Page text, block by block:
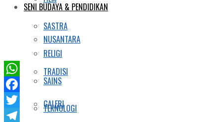
SASTRA
RELIGI
SAINS
TEKNOLOGI
SENI BUDAYA & PENDIDIKAN
NUSANTARA
TRADISI
GALERI
WhatsApp
Facebook
Twitter